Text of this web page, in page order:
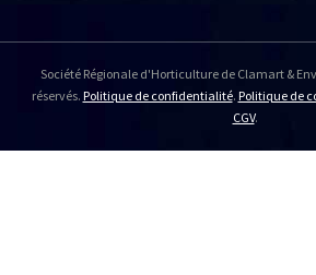
Société Régionale d'Horticulture de Clamart &
réservés. Politique de confidentialité. Politique de
CGV.